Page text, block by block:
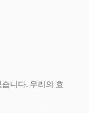
니다. 우리의 효